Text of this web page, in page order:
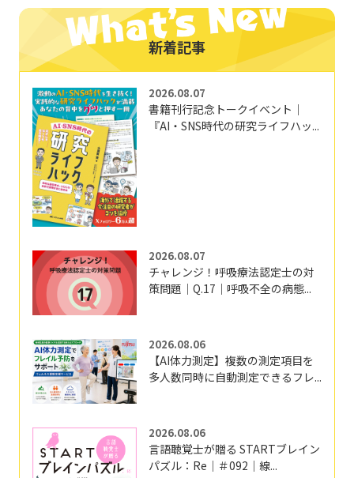
新着記事
2026.08.07
書籍刊行記念トークイベント｜
『AI・SNS時代の研究ライフハッ...
2026.08.07
チャレンジ！呼吸療法認定士の対
策問題｜Q.17｜呼吸不全の病態...
2026.08.06
【AI体力測定】複数の測定項目を
多人数同時に自動測定できるフレ...
2026.08.06
言語聴覚士が贈る STARTブレイン
パズル：Re｜＃092｜線...